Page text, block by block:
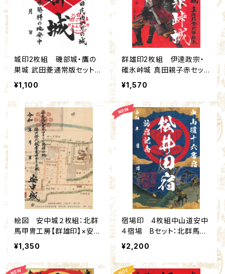
城印2枚組 磯部城・鷹の
巣城 武田菱通常版セット(1
6,17)：北群馬甲冑工房【群
雄印】×安中市観光機構
¥1,100
群雄印2枚組 伊達政宗・
碓氷峠城 真田親子赤セット
(9,99)：北群馬甲冑工房
【群雄印】×安中市観光機構
¥1,570
絵図 安中城２枚組：北群
馬甲冑工房【群雄印】×安中
市観光機構
¥1,350
宿場印 4枚組中山道安中
４宿場 Bセット：北群馬甲
冑工房×安中市観光機構
¥2,200